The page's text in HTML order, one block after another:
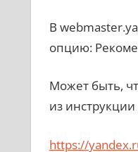
В
опцию:
Может быть,
из
https://